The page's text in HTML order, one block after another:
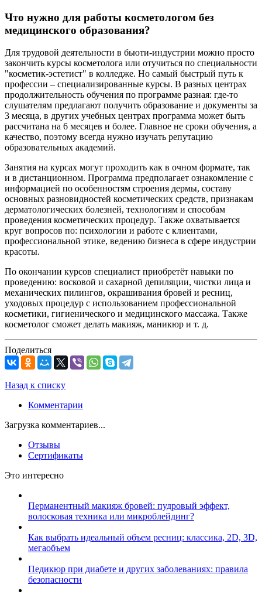
Что нужно для работы косметологом без
медицинского образования?
Для трудовой деятельности в бьюти-индустрии можно просто
закончить курсы косметолога или отучиться по специальности
"косметик-эстетист" в колледже. Но самый быстрый путь к
профессии – специализированные курсы. В разных центрах
продолжительность обучения по программе разная: где-то
слушателям предлагают получить образование и документы за
3 месяца, в других учебных центрах программа может быть
рассчитана на 6 месяцев и более. Главное не сроки обучения, а
качество, поэтому всегда нужно изучать репутацию
образовательных академий.
Занятия на курсах могут проходить как в очном формате, так
и в дистанционном. Программа предполагает ознакомление с
информацией по особенностям строения дермы, составу
основных разновидностей косметических средств, признакам
дерматологических болезней, технологиям и способам
проведения косметических процедур. Также охватывается
круг вопросов по: психологии и работе с клиентами,
профессиональной этике, ведению бизнеса в сфере индустрии
красоты.
По окончании курсов специалист приобретёт навыки по
проведению: восковой и сахарной депиляции, чистки лица и
механических пилингов, окрашивания бровей и ресниц,
уходовых процедур с использованием профессиональной
косметики, гигиенического и медицинского массажа. Также
косметолог сможет делать макияж, маникюр и т. д.
Поделиться
Назад к списку
Комментарии
Загрузка комментариев...
Отзывы
Сертификаты
Это интересно
Перманентный макияж бровей: пудровый эффект,
волосковая техника или микроблейдинг?
Как выбрать идеальный объем ресниц: классика, 2D, 3D,
мегаобъем
Педикюр при диабете и других заболеваниях: правила
безопасности